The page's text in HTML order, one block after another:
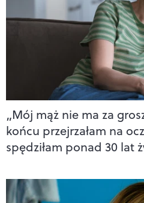
„Mój mąż nie ma za
końcu przejrzałam na
spędziłam ponad 30 lat